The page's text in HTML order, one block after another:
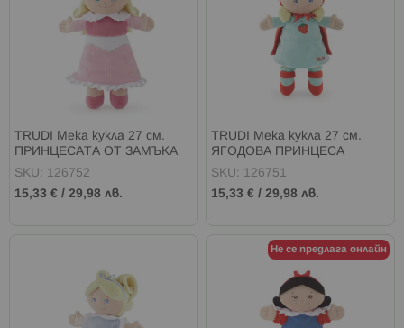
TRUDI Мека кукла 27 см.
ПРИНЦЕСАТА ОТ ЗАМЪКА
SKU: 126752
15,33 € / 29,98 лв.
TRUDI Мека кукла 27 см.
ЯГОДОВА ПРИНЦЕСА
SKU: 126751
15,33 € /29,98 лв.
Не се предлага онлайн